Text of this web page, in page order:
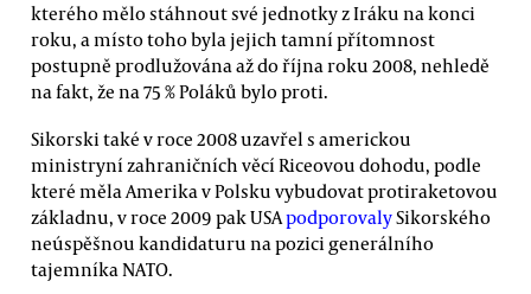
kterého mělo stáhnout své jednotky z Iráku na konci
roku, a místo toho byla jejich tamní přítomnost
postupně prodlužována až do října roku 2008, nehledě
na fakt, že na 75 % Poláků bylo proti.
Sikorski také v roce 2008 uzavřel s americkou
ministryní zahraničních věcí Riceovou dohodu, podle
které měla Amerika v Polsku vybudovat protiraketovou
základnu, v roce 2009 pak USApodporovalySikorského
neúspěšnou kandidaturu na pozici generálního
tajemníka NATO.